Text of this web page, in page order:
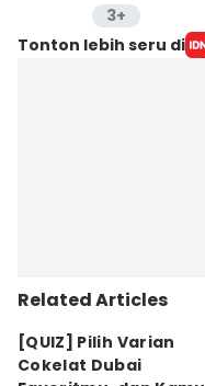
3+
Editor
Tonton lebih seru di
Related Articles
[QUIZ] Pilih Varian
Cokelat Dubai